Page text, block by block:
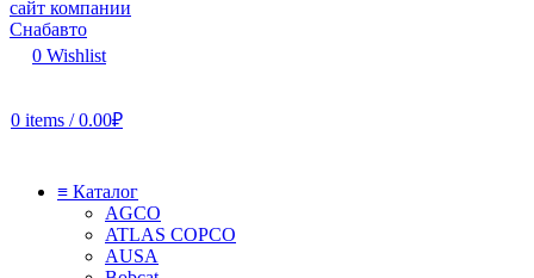
0 Wishlist
0 items / 0.00₽
≡ Каталог
AGCO
ATLAS COPCO
AUSA